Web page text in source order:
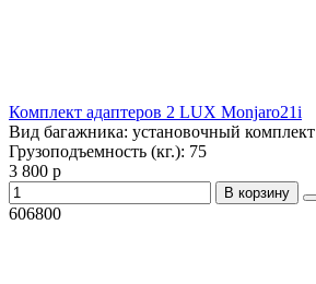
Комплект адаптеров 2 LUX Monjaro21i
Вид багажника: установочный комплект
Грузоподъемность (кг.): 75
3 800 р
В корзину
606800